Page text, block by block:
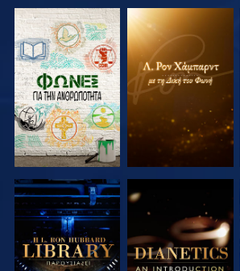
ΕΞΕΡΕΥΝΗΣΤΕ
ΤΗ ΣΕΙΡΑ
ΕΞΕΡΕΥΝΗΣΤΕ
ΤΗ ΣΕΙΡΑ
ΕΞΕΡΕΥΝΗΣΤΕ
ΤΗ ΣΕΙΡΑ
ΕΞΕΡΕΥΝΗΣΤΕ
ΤΗ ΣΕΙΡΑ